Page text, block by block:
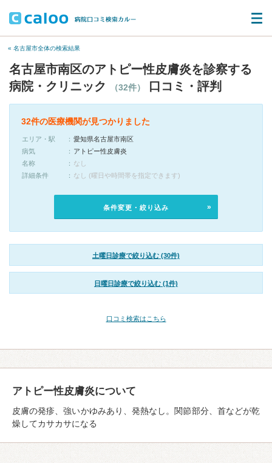
« 名古屋市全体の検索結果
名古屋市南区のアトピー性皮膚炎を診察する
病院・クリニック
（32件） 口コミ・評判
32件の医療機関が見つかりました
エリア・駅
愛知県名古屋市南区
病気
アトピー性皮膚炎
名称
なし
詳細条件
なし (曜日や時間帯を指定できます)
条件変更・絞り込み
土曜日診療で絞り込む (30件)
日曜日診療で絞り込む (1件)
口コミ検索はこちら
アトピー性皮膚炎について
皮膚の発疹、強いかゆみあり、発熱なし。関節部分、首などが乾
燥してカサカサになる